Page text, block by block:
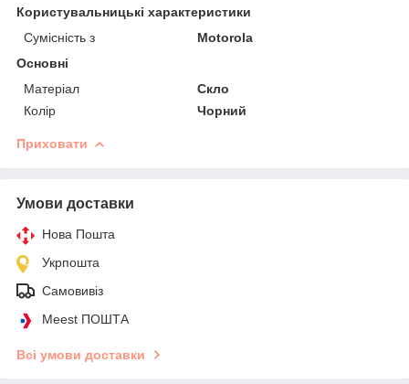
Користувальницькі характеристики
Сумісність з
Motorola
Основні
Матеріал
Скло
Колір
Чорний
Приховати
Умови доставки
Нова Пошта
Укрпошта
Самовивіз
Meest ПОШТА
Всі умови доставки